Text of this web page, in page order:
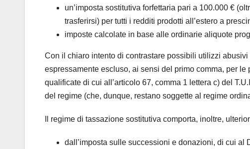
un’imposta sostitutiva forfettaria pari a 100.000 €
trasferirsi) per tutti i redditi prodotti all’estero a
imposte calcolate in base alle ordinarie aliquote
Con il chiaro intento di contrastare possibili utilizzi
espressamente escluso, ai sensi del primo comma, per
qualificate di cui all’articolo 67, comma 1 lettera c) del
del regime (che, dunque, restano soggette al regime
Il regime di tassazione sostitutiva comporta, inoltre,
dall’imposta sulle successioni e donazioni, di cui al